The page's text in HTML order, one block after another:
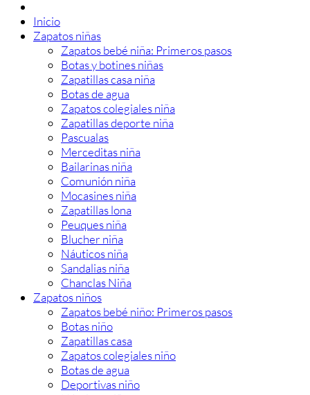
Inicio
Zapatos niñas
Zapatos bebé niña: Primeros pasos
Botas y botines niñas
Zapatillas casa niña
Botas de agua
Zapatos colegiales niña
Zapatillas deporte niña
Pascualas
Merceditas niña
Bailarinas niña
Comunión niña
Mocasines niña
Zapatillas lona
Peuques niña
Blucher niña
Náuticos niña
Sandalias niña
Chanclas Niña
Zapatos niños
Zapatos bebé niño: Primeros pasos
Botas niño
Zapatillas casa
Zapatos colegiales niño
Botas de agua
Deportivas niño